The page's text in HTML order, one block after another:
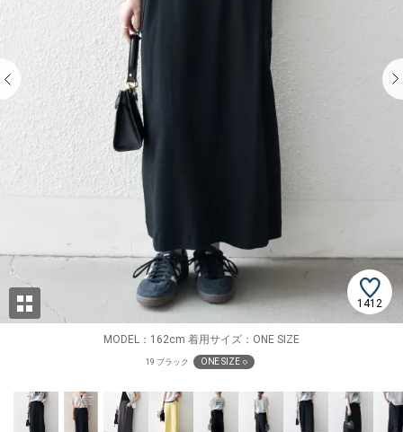
1412
MODEL：162cm 着用サイズ：ONE SIZE
19 ブラック ONE SIZE ○